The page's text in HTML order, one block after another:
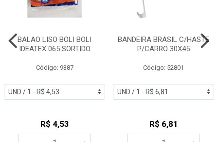
BALAO LISO BOLI BOLI
IDEATEX 065 SORTIDO
Código: 9387
R$ 4,53
BANDEIRA BRASIL C/HASTE
P/CARRO 30X45
Código: 52801
R$ 6,81